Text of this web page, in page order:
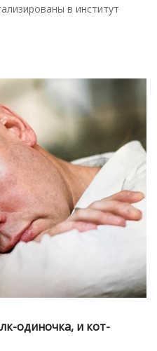
в институт
одиночка, и кот-